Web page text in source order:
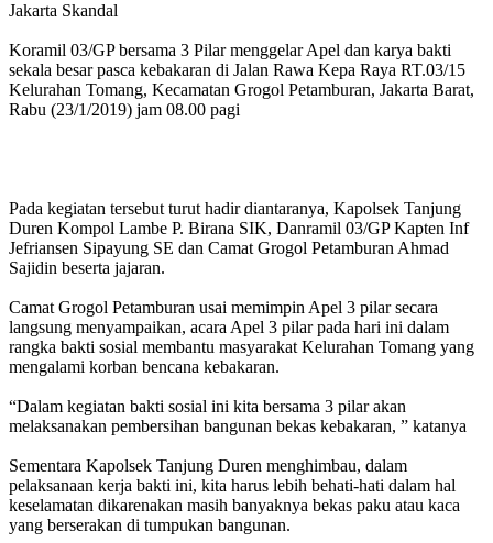
Jakarta Skandal
Koramil 03/GP bersama 3 Pilar menggelar Apel dan karya bakti
sekala besar pasca kebakaran di Jalan Rawa Kepa Raya RT.03/15
Kelurahan Tomang, Kecamatan Grogol Petamburan, Jakarta Barat,
Rabu (23/1/2019) jam 08.00 pagi
Pada kegiatan tersebut turut hadir diantaranya, Kapolsek Tanjung
Duren Kompol Lambe P. Birana SIK, Danramil 03/GP Kapten Inf
Jefriansen Sipayung SE dan Camat Grogol Petamburan Ahmad
Sajidin beserta jajaran.
Camat Grogol Petamburan usai memimpin Apel 3 pilar secara
langsung menyampaikan, acara Apel 3 pilar pada hari ini dalam
rangka bakti sosial membantu masyarakat Kelurahan Tomang yang
mengalami korban bencana kebakaran.
“Dalam kegiatan bakti sosial ini kita bersama 3 pilar akan
melaksanakan pembersihan bangunan bekas kebakaran, ” katanya
Sementara Kapolsek Tanjung Duren menghimbau, dalam
pelaksanaan kerja bakti ini, kita harus lebih behati-hati dalam hal
keselamatan dikarenakan masih banyaknya bekas paku atau kaca
yang berserakan di tumpukan bangunan.